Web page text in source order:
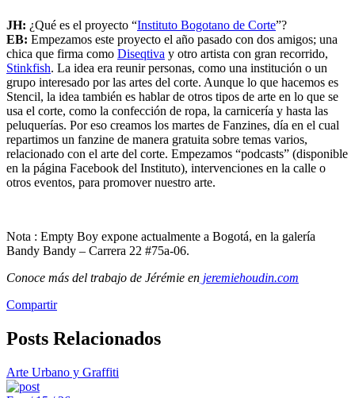
JH: ¿Qué es el proyecto “Instituto Bogotano de Corte”?
EB: Empezamos este proyecto el año pasado con dos amigos; una
chica que firma como Diseqtiva y otro artista con gran recorrido,
Stinkfish. La idea era reunir personas, como una institución o un
grupo interesado por las artes del corte. Aunque lo que hacemos es
Stencil, la idea también es hablar de otros tipos de arte en lo que se
usa el corte, como la confección de ropa, la carnicería y hasta las
peluquerías. Por eso creamos los martes de Fanzines, día en el cual
repartimos un fanzine de manera gratuita sobre temas varios,
relacionado con el arte del corte. Empezamos “podcasts” (disponible
en la página Facebook del Instituto), intervenciones en la calle o
otros eventos, para promover nuestro arte.
Nota : Empty Boy expone actualmente a Bogotá, en la galería
Bandy Bandy – Carrera 22 #75a-06.
Conoce más del trabajo de Jérémie en jeremiehoudin.com
Compartir
Posts Relacionados
Arte Urbano y Graffiti